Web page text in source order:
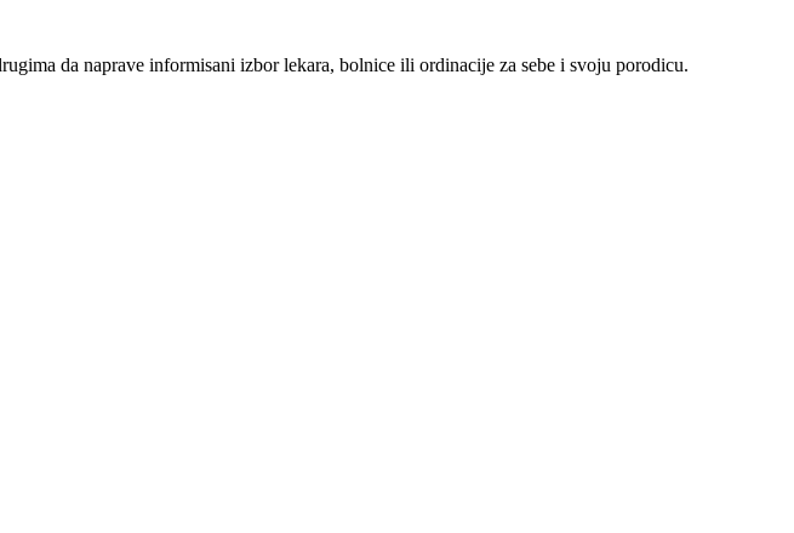
da naprave informisani izbor lekara, bolnice ili ordinacije za sebe i svoju porodicu.